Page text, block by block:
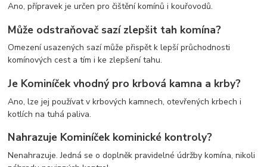
Ano, přípravek je určen pro čištění komínů i kouřovodů.
Může odstraňovač sazí zlepšit tah komína?
Omezení usazených sazí může přispět k lepší průchodnosti
komínových cest a tím i ke zlepšení tahu.
Je Kominíček vhodný pro krbová kamna a krby?
Ano, lze jej používat v krbových kamnech, otevřených krbech i
kotlích na tuhá paliva.
Nahrazuje Kominíček kominické kontroly?
Nenahrazuje. Jedná se o doplněk pravidelné údržby komína, nikoli